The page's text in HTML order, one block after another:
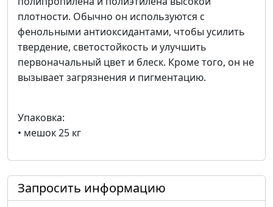
плотности. Обычно он используются с
фенольными антиоксидантами, чтобы усилить
твердение, светостойкость и улучшить
первоначальный цвет и блеск. Кроме того, он не
вызывает загрязнения и пигментацию.
Упаковка:
• мешок 25 кг
Запросить информацию